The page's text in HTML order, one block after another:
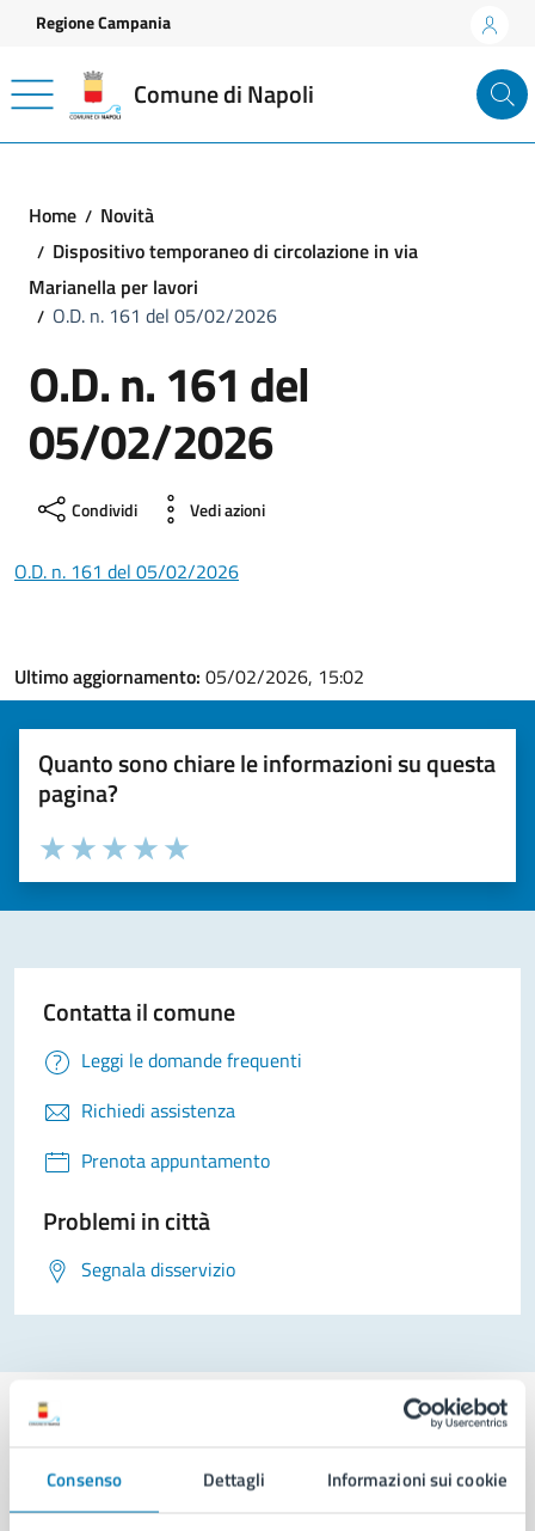
Consenso Dettagli Informazioni sui cookie
Vai ai contenuti
Vai al footer
Regione Campania
Comune di Napoli
Home
Novità
Dispositivo temporaneo di circolazione in via
Marianella per lavori
O.D. n. 161 del 05/02/2026
O.D. n. 161 del
05/02/2026
Condividi Vedi azioni
O.D. n. 161 del 05/02/2026
Ultimo aggiornamento: 05/02/2026, 15:02
Quanto sono chiare le informazioni su questa
pagina?
Valuta la chiarezza delle informazioni (da 1 a 5 stelle)
Seleziona il numero di stelle per valutare la chiarezza delle
Valuta 5 stelle su 5
Valuta 4 stelle su 5
Valuta 3 stelle su 5
Valuta 2 stelle su 5
Valuta 1 stelle su 5
Contatta il comune
Leggi le domande frequenti
Richiedi assistenza
Prenota appuntamento
Problemi in città
Segnala disservizio
Comune di Napoli